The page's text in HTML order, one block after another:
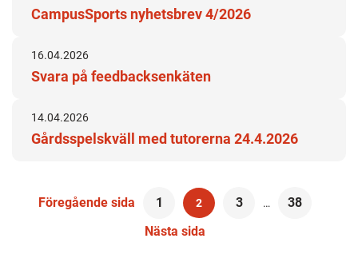
CampusSports nyhetsbrev 4/2026
16.04.2026
Svara på feedbacksenkäten
14.04.2026
Gårdsspelskväll med tutorerna 24.4.2026
FleraFöregående sida 1 2 3 …
38
Nästa sida